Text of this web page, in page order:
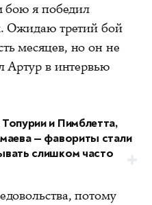
бою я победил
Ожидаю третий бой
месяцев, но он не
Артур в интервью
и Пимблетта,
— фавориты стали
слишком часто
потому